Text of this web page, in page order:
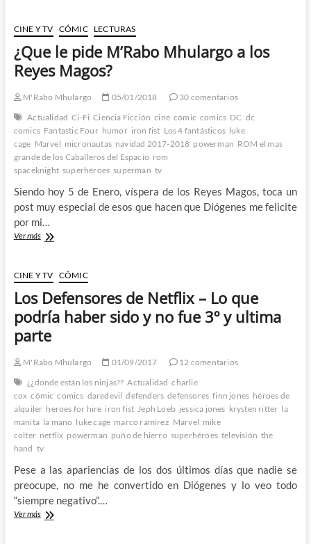
Luke
Cage
–
cuando
hicieron
sentir
esperanzas
hacerlas
añicos
CINE Y TV CÓMIC LECTURAS
¿Que le pide M’Rabo Mhulargo a los
Reyes Magos?
M'Rabo Mhulargo 05/01/2018
30 comentarios
Actualidad Ci-Fi Ciencia Ficción cine cómic comics DC dc
comics Fantastic Four humor iron fist Los 4 fantásticos luke
cage Marvel micronautas navidad 2017-2018 powerman ROM el mas
grande de los Caballeros del Espacio rom
spaceknight superhéroes superman tv
Siendo hoy 5 de Enero, víspera de los Reyes Magos, toca un
post muy especial de esos que hacen que Diógenes me felicite
por mi…
Ver más¿Que
M’Rabo
Mhulargo
los
Reyes
Magos?
CINE Y TV CÓMIC
Los Defensores de Netflix – Lo que
podría haber sido y no fue 3º y ultima
parte
M'Rabo Mhulargo 01/09/2017
12 comentarios
¿¿donde están los ninjas?? Actualidad charlie
cox cómic comics daredevil defenders defensores finn jones héroes de
alquiler heroes for hire iron fist Jeph Loeb jessica jones krysten ritter la
manita la mano luke cage marco ramirez Marvel mike
colter netflix powerman puño de hierro superhéroes televisión the
hand tv
Pese a las apariencias de los dos últimos días que nadie se
preocupe, no me he convertido en Diógenes y lo veo todo
“siempre negativo”.…
Ver másLos